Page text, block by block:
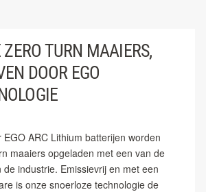
ZERO TURN MAAIERS,
DOOR EGO
ARC Lithium batterijen worden
maaiers opgeladen met een van de
industrie. Emissievrij en met een
is onze snoerloze technologie de